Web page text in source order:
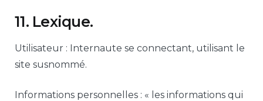
11. Lexique.
Utilisateur : Internaute se connectant, utilisant le
site susnommé.
Informations personnelles : « les informations qui